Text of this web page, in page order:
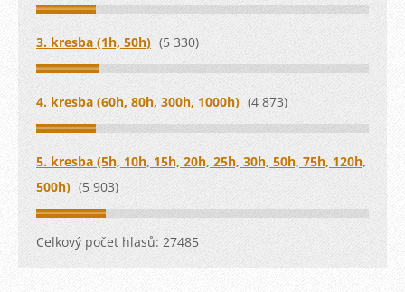
3. kresba (1h, 50h) (5 330)
4. kresba (60h, 80h, 300h, 1000h) (4 873)
5. kresba (5h, 10h, 15h, 20h, 25h, 30h, 50h, 75h, 120h,
500h) (5 903)
Celkový počet hlasů: 27485